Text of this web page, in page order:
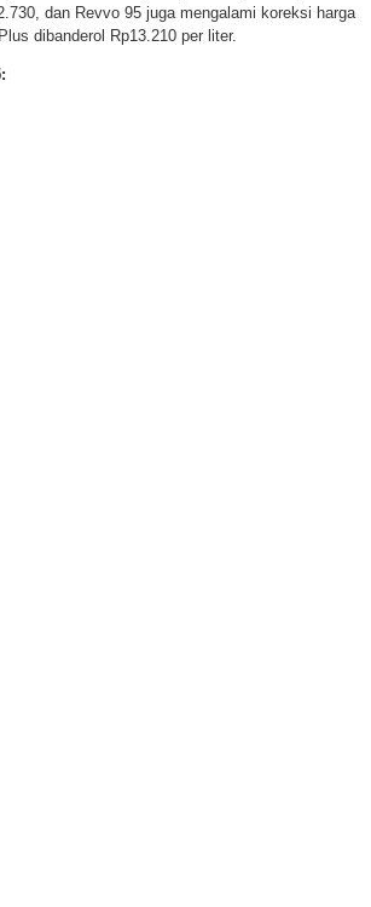
dan Revvo 95 juga mengalami koreksi harga
dibanderol Rp13.210 per liter.